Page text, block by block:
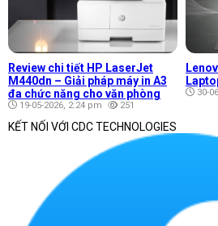
Review chi tiết HP LaserJet
M440dn – Giải pháp máy in A3
đa chức năng cho văn phòng
19-05-2026, 2:24 pm 251
30-
KẾT NỐI VỚI CDC TECHNOLOGIES